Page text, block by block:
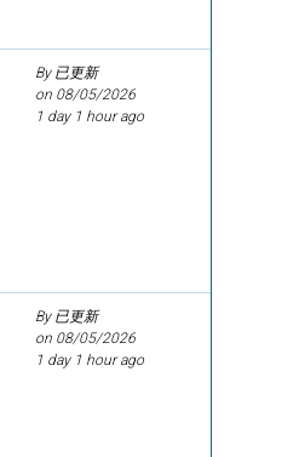
By 已更新
on 08/05/2026
1 day 1 hour ago
By 已更新
on 08/05/2026
1 day 1 hour ago